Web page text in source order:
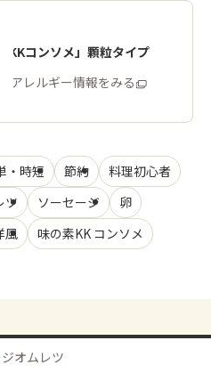
KKコンソメ」顆粒タイプ
アレルギー情報をみる
・時短 節約
料理初心者
ツ ソーセージ
卵
風 味の素KK コンソメ
オムレツ